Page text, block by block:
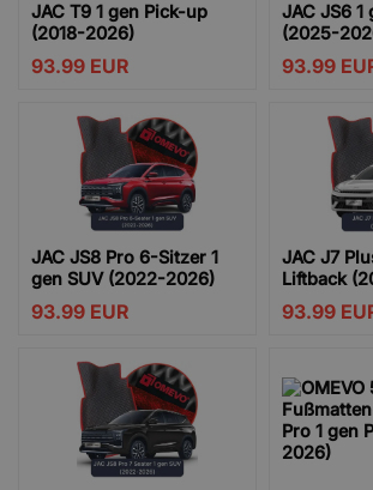
JAC T9 1 gen Pick-up
(2018-2026)
93.99 EUR
JAC JS6 1
(2025-
93.99
JAC JS8 Pro 6-Sitzer 1
gen SUV (2022-2026)
93.99 EUR
JAC J7
Liftback
93.99